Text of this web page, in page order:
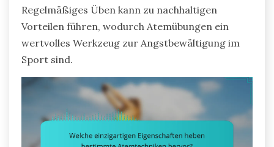
Regelmäßiges Üben kann zu nachhaltigen
Vorteilen führen, wodurch Atemübungen ein
wertvolles Werkzeug zur Angstbewältigung im
Sport sind.